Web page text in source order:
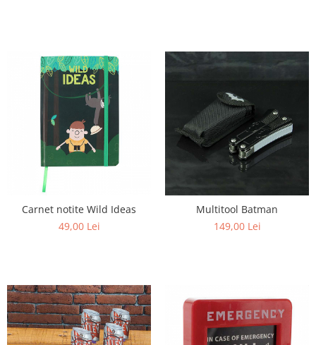
Carnet notite Wild Ideas
49,00 Lei
Multitool Batman
149,00 Lei